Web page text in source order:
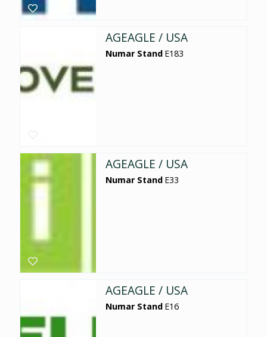
AGEAGLE / USA
Numar Stand E183
AGEAGLE / USA
Numar Stand E33
AGEAGLE / USA
Numar Stand E16